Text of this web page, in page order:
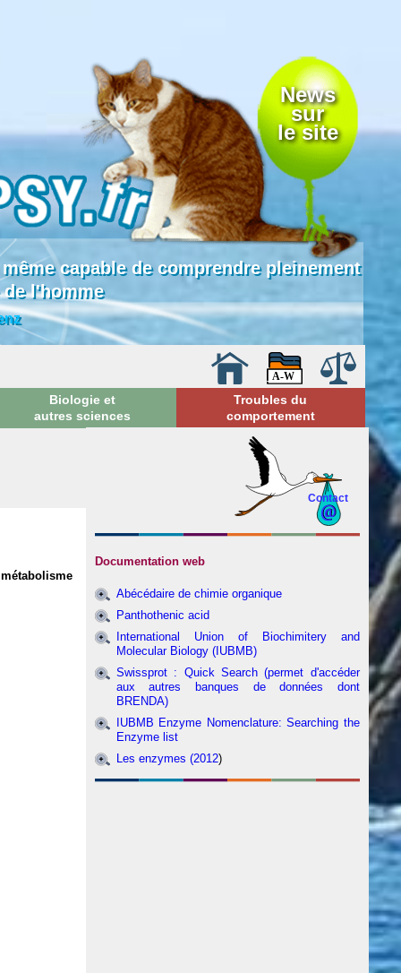
News
sur
le site
capable de comprendre pleinement
l'homme
Biologie et
autres sciences
Troubles du
comportement
Contact
Documentation web
Abécédaire de chimie organique
Panthothenic acid
International Union of Biochimitery and
Molecular Biology (IUBMB)
Swissprot : Quick Search (permet d'accéder
aux autres banques de données dont
BRENDA)
IUBMB Enzyme Nomenclature: Searching the
Enzyme list
Les enzymes (2012)